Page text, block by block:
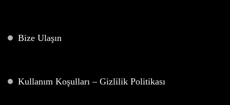
Bize Ulaşın
Kullanım Koşulları – Gizlilik Politikası